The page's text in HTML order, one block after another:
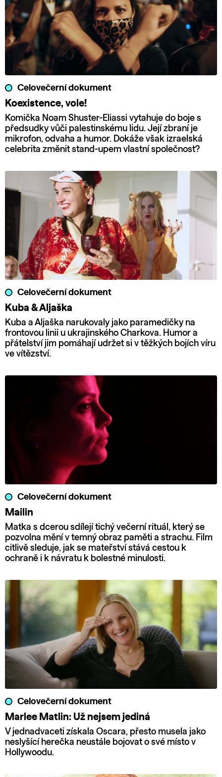
Celovečerní dokument
Koexistence, vole!
Komička Noam Shuster-Eliassi vytahuje do boje s
předsudky vůči palestinskému lidu. Její zbraní je
mikrofon, odvaha a humor. Dokáže však izraelská
celebrita změnit stand-upem vlastní společnost?
Celovečerní dokument
Kuba & Aljaška
Kuba a Aljaška narukovaly jako paramedičky na
frontovou linii u ukrajinského Charkova. Humor a
přátelství jim pomáhají udržet si v těžkých bojích víru
ve vítězství.
Celovečerní dokument
Mailin
Matka s dcerou sdílejí tichý večerní rituál, který se
pozvolna mění v temný obraz paměti a strachu. Film
citlivě sleduje, jak se mateřství stává cestou k
ochraně i k návratu k bolestné minulosti.
Celovečerní dokument
Marlee Matlin: Už nejsem jediná
V jednadvaceti získala Oscara, přesto musela jako
neslyšící herečka neustále bojovat o své místo v
Hollywoodu.